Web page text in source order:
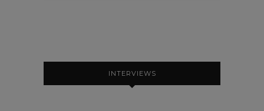
INTERVIEWS